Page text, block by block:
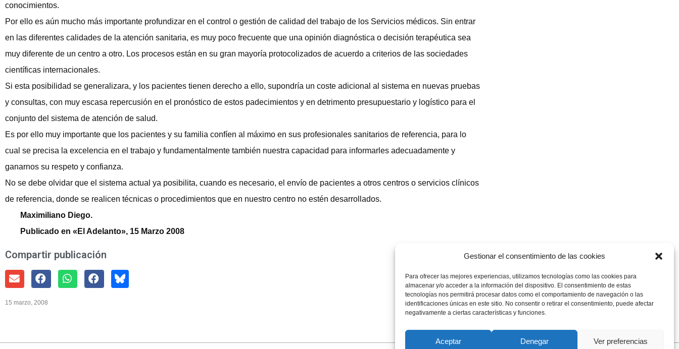
Gestionar el consentimiento de las cookies
Para ofrecer las mejores experiencias, utilizamos tecnologías como las cookies para
almacenar y/o acceder a la información del dispositivo. El consentimiento de estas
tecnologías nos permitirá procesar datos como el comportamiento de navegación o las
identificaciones únicas en este sitio. No consentir o retirar el consentimiento, puede afectar
negativamente a ciertas características y funciones.
Aceptar Denegar Ver preferencias
conocimientos.
Por ello es aún mucho más importante profundizar en el control o gestión de calidad del trabajo de los Servicios médicos. Sin entrar
en las diferentes calidades de la atención sanitaria, es muy poco frecuente que una opinión diagnóstica o decisión terapéutica sea
muy diferente de un centro a otro. Los procesos están en su gran mayoría protocolizados de acuerdo a criterios de las sociedades
científicas internacionales.
Si esta posibilidad se generalizara, y los pacientes tienen derecho a ello, supondría un coste adicional al sistema en nuevas pruebas
y consultas, con muy escasa repercusión en el pronóstico de estos padecimientos y en detrimento presupuestario y logístico para el
conjunto del sistema de atención de salud.
Es por ello muy importante que los pacientes y su familia confíen al máximo en sus profesionales sanitarios de referencia, para lo
cual se precisa la excelencia en el trabajo y fundamentalmente también nuestra capacidad para informarles adecuadamente y
ganarnos su respeto y confianza.
No se debe olvidar que el sistema actual ya posibilita, cuando es necesario, el envío de pacientes a otros centros o servicios clínicos
de referencia, donde se realicen técnicas o procedimientos que en nuestro centro no estén desarrollados.
Maximiliano Diego.
Publicado en «El Adelanto», 15 Marzo 2008
Compartir publicación
15 marzo, 2008